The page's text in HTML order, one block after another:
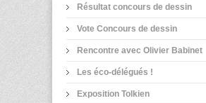
Résultat concours de dessin
Vote Concours de dessin
Rencontre avec Olivier Babinet
Les éco-délégués !
Exposition Tolkien